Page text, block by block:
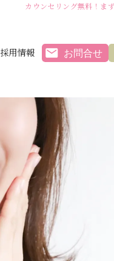
カウンセリング無料！ま
採用情報